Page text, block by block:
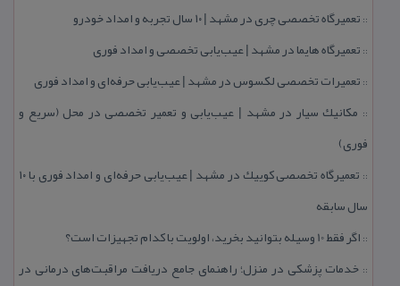
:: تعمیرگاه تخصصی چری در مشهد | ۱۰ سال تجربه و امداد خودرو
:: تعمیرگاه هایما در مشهد | عیب‌یابی تخصصی و امداد فوری
:: تعمیرات تخصصی لكسوس در مشهد | عیب‌یابی حرفه‌ای و امداد فوری
:: مكانیك سیار در مشهد | عیب‌یابی و تعمیر تخصصی در محل (سریع و
فوری)
::
تعمیرگاه تخصصی كوییك در مشهد | عیب‌یابی حرفه‌ای و امداد فوری با ۱۰
سال سابقه
:: اگر فقط 10 وسیله بتوانید بخرید، اولویت با كدام تجهیزات است؟
:: خدمات پزشكی در منزل؛ راهنمای جامع دریافت مراقبت‌های درمانی در